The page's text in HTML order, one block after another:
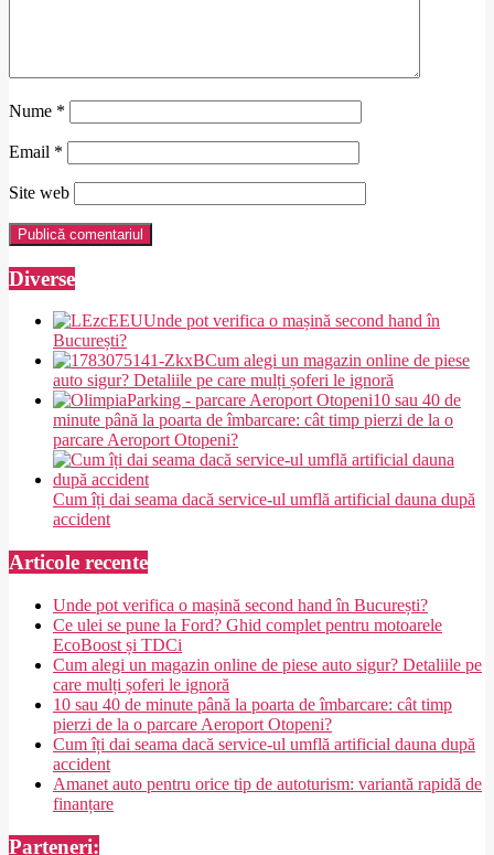
Nume *
Email *
Site web
Diverse
Unde pot verifica o mașină second hand în
București?
Cum alegi un magazin online de piese
auto sigur? Detaliile pe care mulți șoferi le ignoră
10 sau 40 de
minute până la poarta de îmbarcare: cât timp pierzi de la o
parcare Aeroport Otopeni?
Cum îți dai seama dacă service-ul umflă artificial dauna după
accident
Articole recente
Unde pot verifica o mașină second hand în București?
Ce ulei se pune la Ford? Ghid complet pentru motoarele
EcoBoost și TDCi
Cum alegi un magazin online de piese auto sigur? Detaliile pe
care mulți șoferi le ignoră
10 sau 40 de minute până la poarta de îmbarcare: cât timp
pierzi de la o parcare Aeroport Otopeni?
Cum îți dai seama dacă service-ul umflă artificial dauna după
accident
Amanet auto pentru orice tip de autoturism: variantă rapidă de
finanțare
Parteneri: